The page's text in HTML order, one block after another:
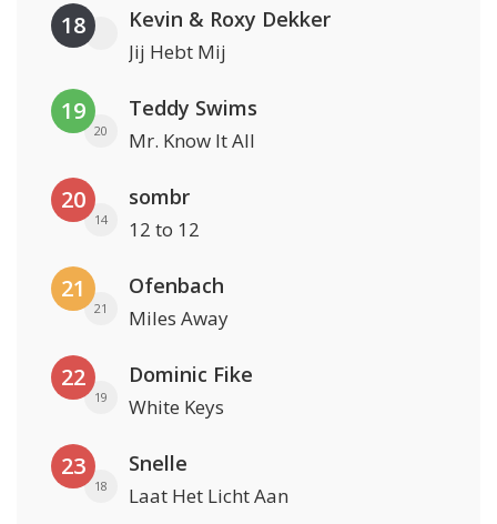
18 Kevin & Roxy Dekker
Jij Hebt Mij
19
20
Teddy Swims
Mr. Know It All
20
14
sombr
12 to 12
21
21
Ofenbach
Miles Away
22
19
Dominic Fike
White Keys
23
18
Snelle
Laat Het Licht Aan